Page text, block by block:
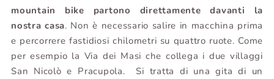
mountain bike partono direttamente davanti la
nostra casa. Non è necessario salire in macchina prima
e percorrere fastidiosi chilometri su quattro ruote. Come
per esempio la Via dei Masi che collega i due villaggi
San Nicolò e Pracupola. Si tratta di una gita di un